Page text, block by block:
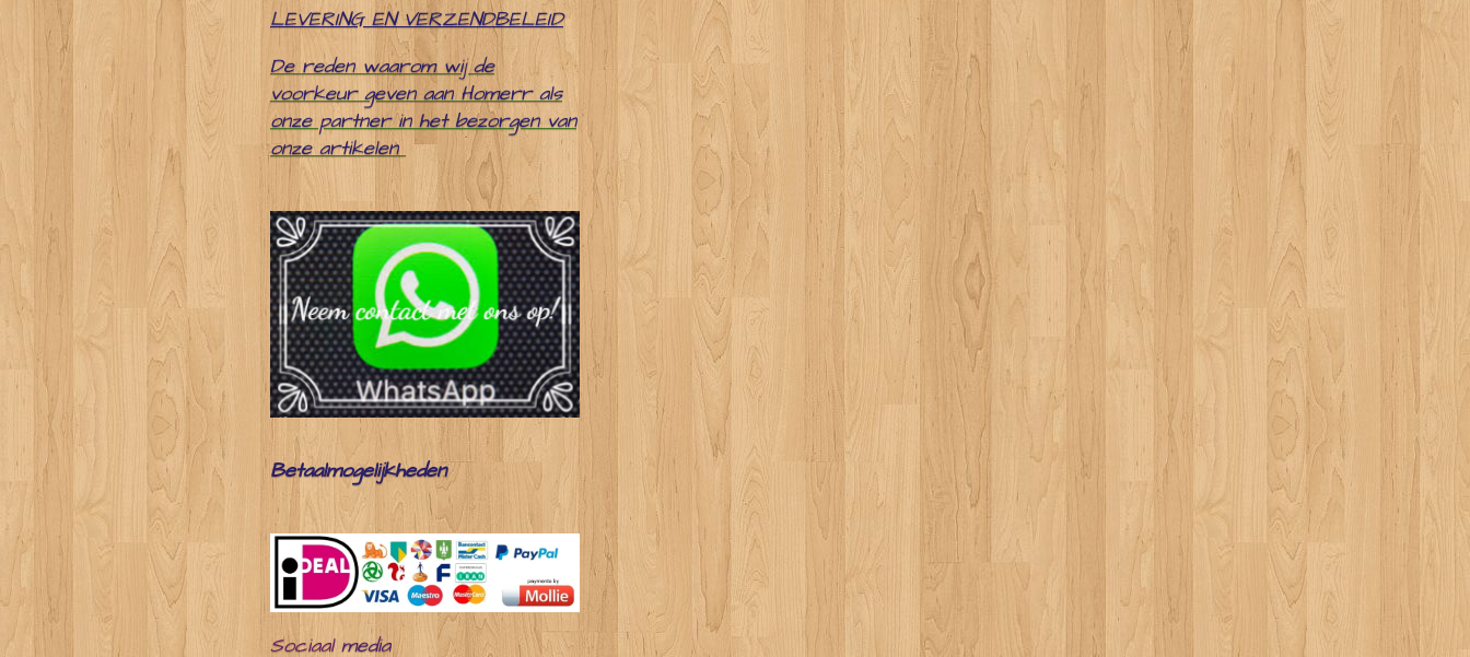
LEVERING EN VERZENDBELEID
De reden waarom wij de
voorkeur geven aan Homerr als
onze partner in het bezorgen van
onze artikelen
Betaalmogelijkheden
Sociaal media